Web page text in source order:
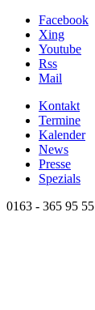
Facebook
Xing
Youtube
Rss
Mail
Kontakt
Termine
Kalender
News
Presse
Spezials
0163 - 365 95 55